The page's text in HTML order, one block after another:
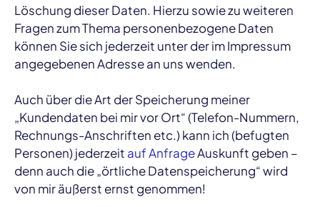
Löschung dieser Daten. Hierzu sowie zu weiteren
Fragen zum Thema personenbezogene Daten
können Sie sich jederzeit unter der im Impressum
angegebenen Adresse an uns wenden.
Auch über die Art der Speicherung meiner
„Kundendaten bei mir vor Ort“ (Telefon-Nummern,
Rechnungs-Anschriften etc.) kann ich (befugten
Personen) jederzeit auf AnfrageAuskunft geben –
denn auch die „örtliche Datenspeicherung“ wird
von mir äußerst ernst genommen!